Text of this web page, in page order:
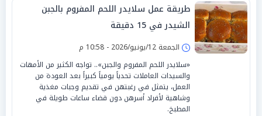
طريقة عمل سلايدر اللحم المفروم بالجبن
الشيدر في 15 دقيقة
الجمعة 12/يونيو/2026 - 10:58 م
«سلايدر اللحم المفروم والجبن».. تواجه الكثير من الأمهات
والسيدات العاملات تحدياً يومياً كبيراً بعد العودة من
العمل، يتمثل في رغبتهن في تقديم وجبات مغذية
وشاهية لأفراد أسرهن دون قضاء ساعات طويلة في
المطبخ.